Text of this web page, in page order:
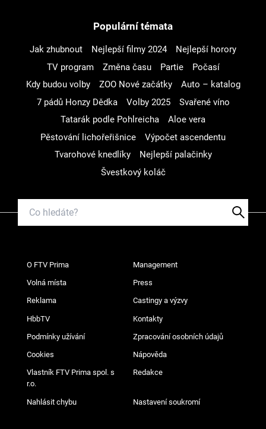
Populární témata
Jak zhubnout Nejlepší filmy 2024
Nejlepší horory
TV program
Změna času Partie
Počasí
Kdy budou volby
ZOO Nové začátky
Auto – katalog
7 pádů Honzy Dědka
Volby 2025
Svařené víno
Tatarák podle Pohlreicha
Aloe vera
Pěstování lichořeřišnice
Výpočet ascendentu
Tvarohové knedlíky
Nejlepší palačinky
Švestkový koláč
O FTV Prima Management
Volná místa Press
Reklama Castingy a výzvy
HbbTV Kontakty
Podmínky užívání Zpracování osobních údajů
Cookies Nápověda
Vlastník FTV Prima spol. s
r.o.
Redakce
Nahlásit chybu Nastavení soukromí